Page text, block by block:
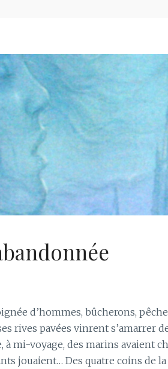
d’hommes, bûcherons,
rives pavées vinrent s’amarrer
à mi-voyage, des marins avaient
jouaient… Des quatre coins de